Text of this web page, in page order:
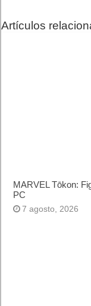
Artículos
MARVEL Tōkon:
PC
7 agosto, 2026